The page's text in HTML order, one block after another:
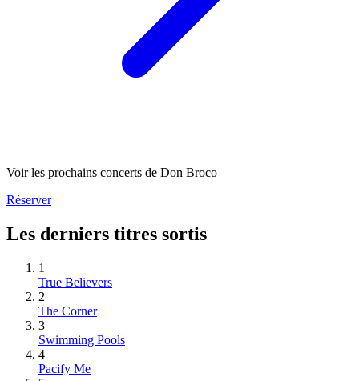
Voir les prochains concerts de Don Broco
Réserver
Les derniers titres sortis
1
True Believers
2
The Corner
3
Swimming Pools
4
Pacify Me